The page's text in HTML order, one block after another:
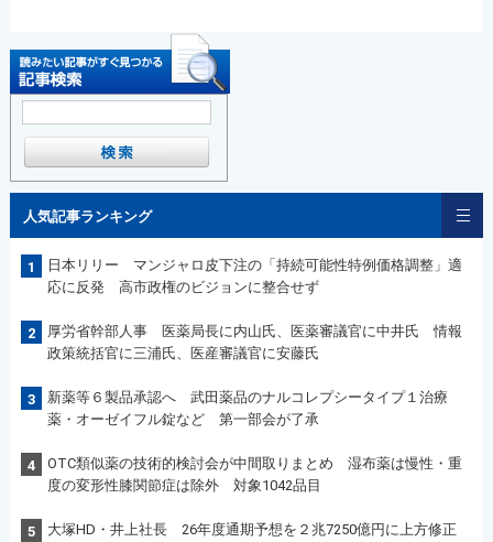
人気記事ランキング
1
日本リリー マンジャロ皮下注の「持続可能性特例価格調整」適
応に反発 高市政権のビジョンに整合せず
2
厚労省幹部人事 医薬局長に内山氏、医薬審議官に中井氏 情報
政策統括官に三浦氏、医産審議官に安藤氏
3
新薬等６製品承認へ 武田薬品のナルコレプシータイプ１治療
薬・オーゼイフル錠など 第一部会が了承
4
OTC類似薬の技術的検討会が中間取りまとめ 湿布薬は慢性・重
度の変形性膝関節症は除外 対象1042品目
5
大塚HD・井上社長 26年度通期予想を２兆7250億円に上方修正